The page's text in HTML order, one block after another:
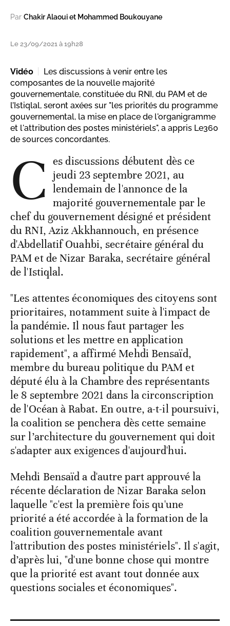
Par Chakir Alaoui et Mohammed Boukouyane
Le 23/09/2021 à 19h28
Vidéo
Les discussions à venir entre les
composantes de la nouvelle majorité
gouvernementale, constituée du RNI, du PAM et de
l’Istiqlal, seront axées sur "les priorités du programme
gouvernemental, la mise en place de l'organigramme
et l'attribution des postes ministériels", a appris Le360
de sources concordantes.
C es discussions débutent dès ce
jeudi 23 septembre 2021, au
lendemain de l'annonce de la
majorité gouvernementale par le
chef du gouvernement désigné et président
du RNI, Aziz Akkhannouch, en présence
d'Abdellatif Ouahbi, secrétaire général du
PAM et de Nizar Baraka, secrétaire général
de l'Istiqlal.
"Les attentes économiques des citoyens sont
prioritaires, notamment suite à l'impact de
la pandémie. Il nous faut partager les
solutions et les mettre en application
rapidement", a affirmé Mehdi Bensaïd,
membre du bureau politique du PAM et
député élu à la Chambre des représentants
le 8 septembre 2021 dans la circonscription
de l'Océan à Rabat. En outre, a-t-il poursuivi,
la coalition se penchera dès cette semaine
sur l’architecture du gouvernement qui doit
s'adapter aux exigences d'aujourd'hui.
Mehdi Bensaïd a d'autre part approuvé la
récente déclaration de Nizar Baraka selon
laquelle "c'est la première fois qu'une
priorité a été accordée à la formation de la
coalition gouvernementale avant
l'attribution des postes ministériels". Il s'agit,
d’après lui, "d'une bonne chose qui montre
que la priorité est avant tout donnée aux
questions sociales et économiques".